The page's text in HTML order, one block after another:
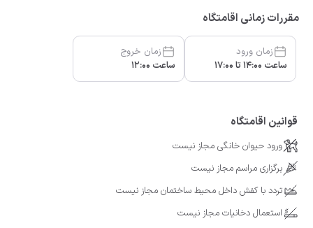
مقررات زمانی اقامتگاه
زمان ورود
ساعت 14:00 تا 17:00
زمان خروج
ساعت 12:00
قوانین اقامتگاه
ورود حیوان خانگی مجاز نیست
برگزاری مراسم مجاز نیست
تردد با کفش داخل محیط ساختمان مجاز نیست
استعمال دخانیات مجاز نیست